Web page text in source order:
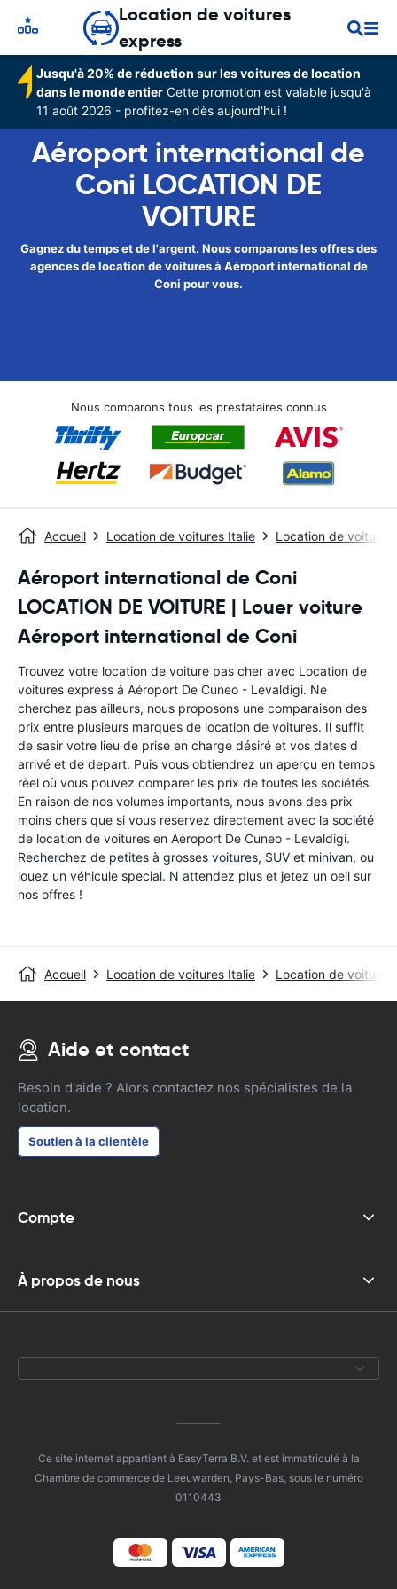
Location de voitures
express
Jusqu'à 20% de réduction sur les voitures de location
dans le monde entier Cette promotion est valable jusqu'à
11 août 2026 - profitez-en dès aujourd'hui !
Aéroport international de
Coni LOCATION DE
VOITURE
Gagnez du temps et de l'argent. Nous comparons les offres des
agences de location de voitures à Aéroport international de
Coni pour vous.
Nous comparons tous les prestataires connus
Accueil Location de voitures Italie Location de voitures
Aéroport international de Coni
LOCATION DE VOITURE | Louer voiture
Aéroport international de Coni
Trouvez votre location de voiture pas cher avec Location de
voitures express à Aéroport De Cuneo - Levaldigi. Ne
cherchez pas ailleurs, nous proposons une comparaison des
prix entre plusieurs marques de location de voitures. Il suffit
de sasir votre lieu de prise en charge désiré et vos dates d
arrivé et de depart. Puis vous obtiendrez un aperçu en temps
réel où vous pouvez comparer les prix de toutes les sociétés.
En raison de nos volumes importants, nous avons des prix
moins chers que si vous reservez directement avec la société
de location de voitures en Aéroport De Cuneo - Levaldigi.
Recherchez de petites à grosses voitures, SUV et minivan, ou
louez un véhicule special. N attendez plus et jetez un oeil sur
nos offres !
Accueil Location de voitures Italie Location de voitures
Aide et contact
Besoin d'aide ? Alors contactez nos spécialistes de la
location.
Soutien à la clientèle
Compte
À propos de nous
Ce site internet appartient à EasyTerra B.V. et est immatriculé à la
Chambre de commerce de Leeuwarden, Pays-Bas, sous le numéro
0110443